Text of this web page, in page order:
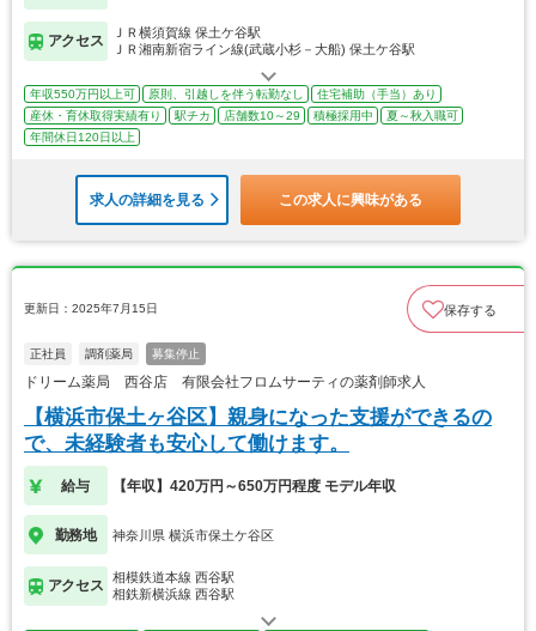
アクセス
ＪＲ横須賀線 保土ケ谷駅
ＪＲ湘南新宿ライン線(武蔵小杉－大船) 保土ケ谷駅
年収550万円以上可 原則、引越しを伴う転勤なし
住宅補助（手当）あり
産休・育休取得実績有り
駅チカ 店舗数10～29 積極採用中
夏～秋入職可
年間休日120日以上
求人の詳細を見る この求人に興味がある
更新日：2025年7月15日 保存する
正社員 調剤薬局 募集停止
ドリーム薬局 西谷店 有限会社フロムサーティの薬剤師求人
【横浜市保土ヶ谷区】親身になった支援ができるの
で、未経験者も安心して働けます。
給与 【年収】420万円～650万円程度 モデル年収
勤務地 神奈川県 横浜市保土ケ谷区
アクセス
相模鉄道本線 西谷駅
相鉄新横浜線 西谷駅